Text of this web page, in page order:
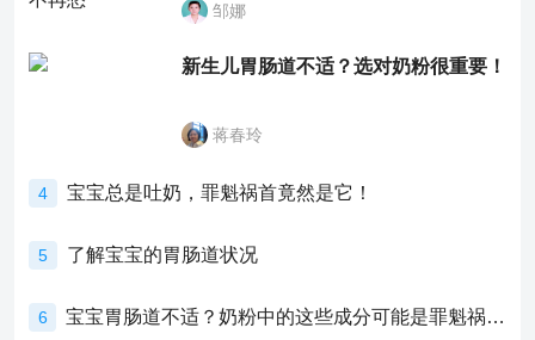
邹娜
新生儿胃肠道不适？选对奶粉很重要！
蒋春玲
4 宝宝总是吐奶，罪魁祸首竟然是它！
5 了解宝宝的胃肠道状况
6 宝宝胃肠道不适？奶粉中的这些成分可能是罪魁祸首！